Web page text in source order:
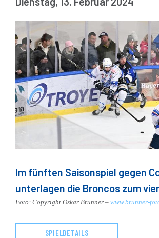
Im fünften Saisonspiel gegen
unterlagen die Broncos zum
Foto: Copyright Oskar Brunner – www.brunner-
SPIELDETAILS